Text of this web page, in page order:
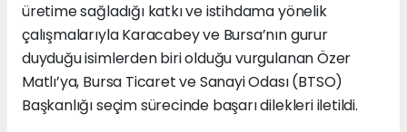
üretime sağladığı katkı ve istihdama yönelik
çalışmalarıyla Karacabey ve Bursa’nın gurur
duyduğu isimlerden biri olduğu vurgulanan Özer
Matlı’ya, Bursa Ticaret ve Sanayi Odası (BTSO)
Başkanlığı seçim sürecinde başarı dilekleri iletildi.